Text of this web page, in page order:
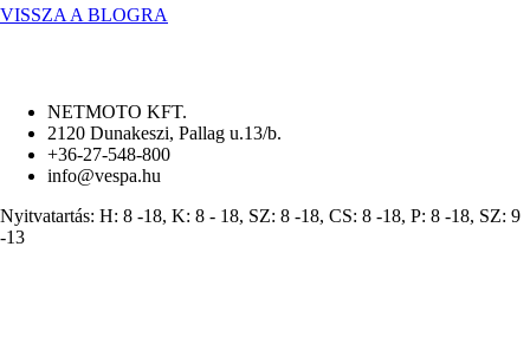
VISSZA A BLOGRA
NETMOTO KFT.
2120 Dunakeszi, Pallag u.13/b.
+36-27-548-800
info@vespa.hu
Nyitvatartás: H: 8 -18, K: 8 - 18, SZ: 8 -18, CS: 8 -18, P: 8 -18, SZ: 9
-13